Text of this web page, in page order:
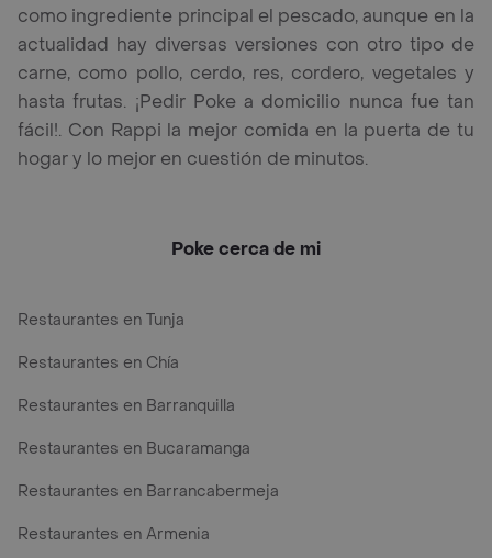
como ingrediente principal el pescado, aunque en la
actualidad hay diversas versiones con otro tipo de
carne, como pollo, cerdo, res, cordero, vegetales y
hasta frutas. ¡Pedir Poke a domicilio nunca fue tan
fácil!. Con Rappi la mejor comida en la puerta de tu
hogar y lo mejor en cuestión de minutos.
Poke cerca de mi
Restaurantes en Tunja
Restaurantes en Chía
Restaurantes en Barranquilla
Restaurantes en Bucaramanga
Restaurantes en Barrancabermeja
Restaurantes en Armenia